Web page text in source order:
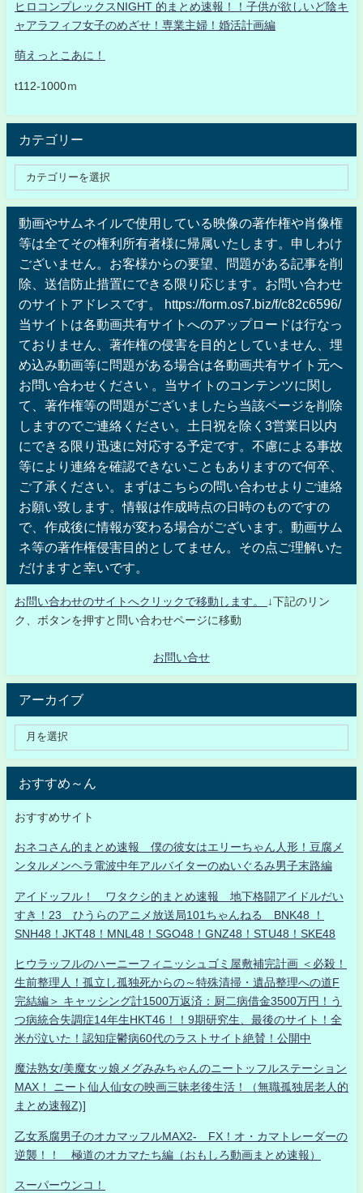
ヒロコンプレックスNIGHT 的まとめ速報！！子供が欲しいど陰キ
ャアラフィフ女子のめざせ！専業主婦！婚活計画編
萌えっとこあに！
t112-1000ｍ
カテゴリー
動画やサムネイルで使用している映像の著作権や肖像権
等は全てその権利所有者様に帰属いたします。申しわけ
ございません。お客様からの要望、問題がある記事を削
除、送信防止措置にできる限り応じます。お問い合わせ
のサイトアドレスです。 https://form.os7.biz/f/c82c6596/
当サイトは各動画共有サイトへのアップロードは行なっ
ておりません、著作権の侵害を目的としていません、埋
め込み動画等に問題がある場合は各動画共有サイト元へ
お問い合わせください 。当サイトのコンテンツに関し
て、著作権等の問題がございましたら当該ページを削除
しますのでご連絡ください。土日祝を除く3営業日以内
にできる限り迅速に対応する予定です。不慮による事故
等により連絡を確認できないこともありますので何卒、
ご了承ください。まずはこちらの問い合わせよりご連絡
お願い致します。情報は作成時点の日時のものですの
で、作成後に情報が変わる場合がございます。動画サム
ネ等の著作権侵害目的としてません。その点ご理解いた
だけますと幸いです。
お問い合わせのサイトへクリックで移動します。
↓下記のリン
ク、ボタンを押すと問い合わせページに移動
お問い合せ
アーカイブ
おすすめ～ん
おすすめサイト
おネコさん的まとめ速報 僕の彼女はエリーちゃん人形！豆腐メ
ンタルメンヘラ電波中年アルバイターのぬいぐるみ男子末路編
アイドッフル！ ワタクシ的まとめ速報 地下格闘アイドルだい
すき！23 ひうらのアニメ放送局101ちゃんねる BNK48 ！
SNH48！JKT48！MNL48！SGO48！GNZ48！STU48！SKE48
ヒウラッフルのハーニーフィニッシュゴミ屋敷補完計画 ＜必殺！
生前整理人！孤立し孤独死からの～特殊清掃・遺品整理への道F
完結編＞ キャッシング計1500万返済：厨二病借金3500万円！う
つ病統合失調症14年生HKT46！！9期研究生、最後のサイト！全
米が泣いた！認知症鬱病60代のラストサイト絶賛！公開中
魔法熟女/美魔女ッ娘メグみみちゃんのニートッフルステーション
MAX！ ニート仙人仙女の映画三昧老後生活！（無職孤独居老人的
まとめ速報Z)]
乙女系腐男子のオカマッフルMAX2- FX！オ・カマトレーダーの
逆襲！！ 極道のオカマたち編（おもしろ動画まとめ速報）
スーパーウンコ！